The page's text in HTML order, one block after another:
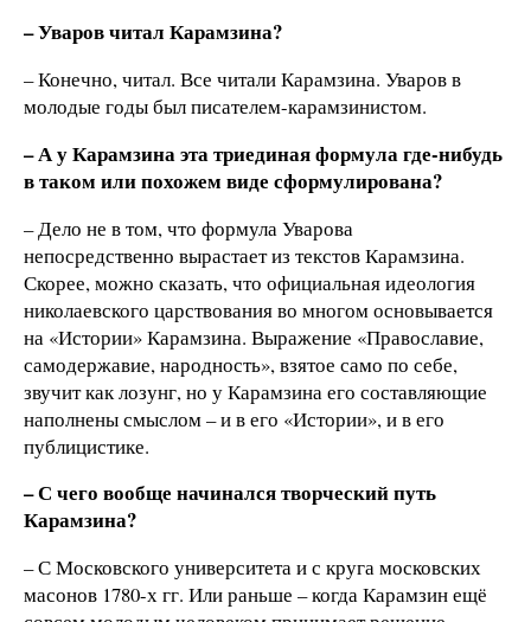
– Уваров читал Карамзина?
– Конечно, читал. Все читали Карамзина. Уваров в
молодые годы был писателем-карамзинистом.
– А у Карамзина эта триединая формула где-нибудь
в таком или похожем виде сформулирована?
– Дело не в том, что формула Уварова
непосредственно вырастает из текстов Карамзина.
Скорее, можно сказать, что официальная идеология
николаевского царствования во многом основывается
на «Истории» Карамзина. Выражение «Православие,
самодержавие, народность», взятое само по себе,
звучит как лозунг, но у Карамзина его составляющие
наполнены смыслом – и в его «Истории», и в его
публицистике.
– С чего вообще начинался творческий путь
Карамзина?
– С Московского университета и с круга московских
масонов 1780-х гг. Или раньше – когда Карамзин ещё